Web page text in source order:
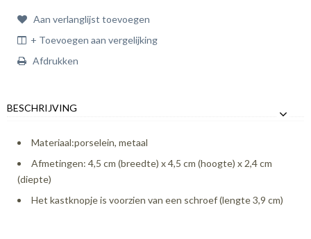
Aan verlanglijst toevoegen
+ Toevoegen aan vergelijking
Afdrukken
BESCHRIJVING
Materiaal:porselein, metaal
Afmetingen: 4,5 cm (breedte) x 4,5 cm (hoogte) x 2,4 cm
(diepte)
Het kastknopje is voorzien van een schroef (lengte 3,9 cm)